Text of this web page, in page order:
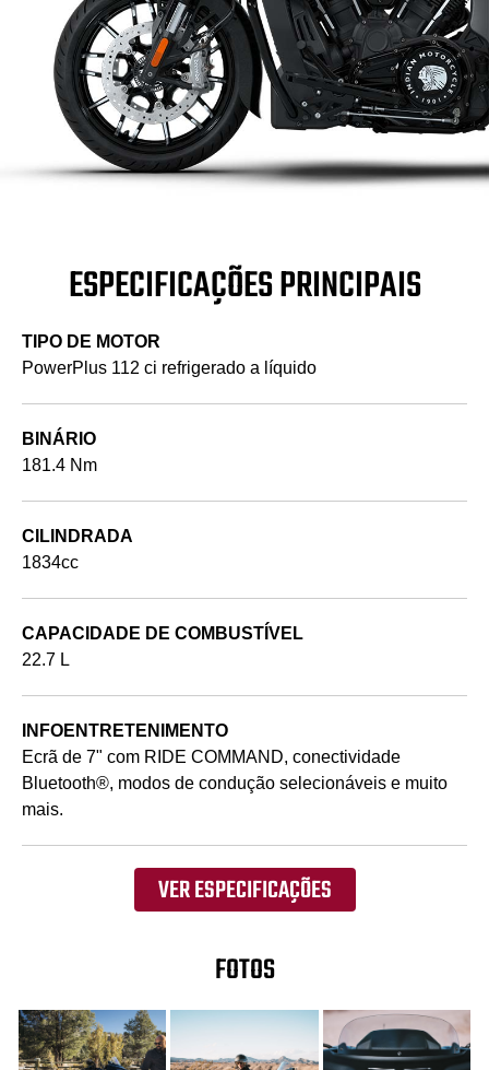
ESPECIFICAÇÕES PRINCIPAIS
TIPO DE MOTOR
PowerPlus 112 ci refrigerado a líquido
BINÁRIO
181.4 Nm
CILINDRADA
1834cc
CAPACIDADE DE COMBUSTÍVEL
22.7 L
INFOENTRETENIMENTO
Ecrã de 7" com RIDE COMMAND, conectividade
Bluetooth®, modos de condução selecionáveis e muito
mais.
VER ESPECIFICAÇÕES
FOTOS